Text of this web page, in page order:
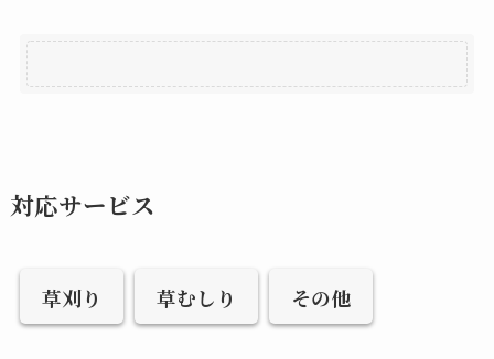
対応サービス
草刈り 草むしり その他